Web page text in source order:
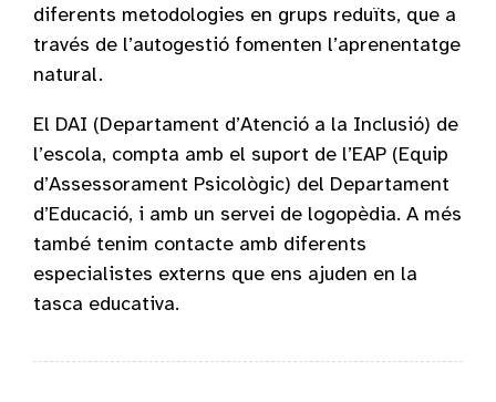
diferents metodologies en grups reduïts, que a
través de l’autogestió fomenten l’aprenentatge
natural.
El DAI (Departament d’Atenció a la Inclusió) de
l’escola, compta amb el suport de l’EAP (Equip
d’Assessorament Psicològic) del Departament
d’Educació, i amb un servei de logopèdia. A més
també tenim contacte amb diferents
especialistes externs que ens ajuden en la
tasca educativa.